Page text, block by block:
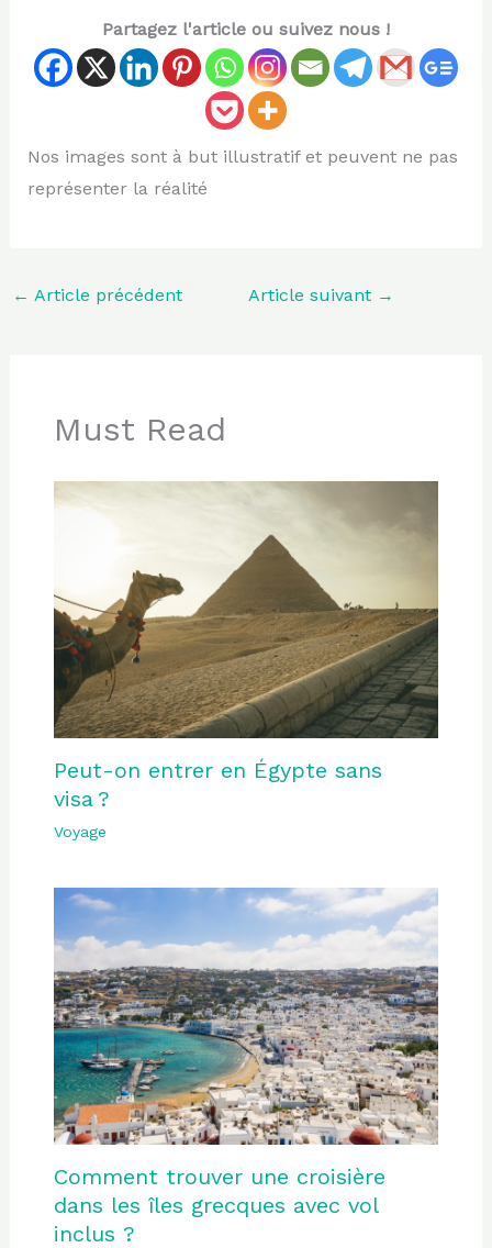
Partagez l'article ou suivez nous !
Nos images sont à but illustratif et peuvent ne pas
représenter la réalité
← Article précédent Article suivant →
Must Read
Peut-on entrer en Égypte sans
visa ?
Voyage
Comment trouver une croisière
dans les îles grecques avec vol
inclus ?